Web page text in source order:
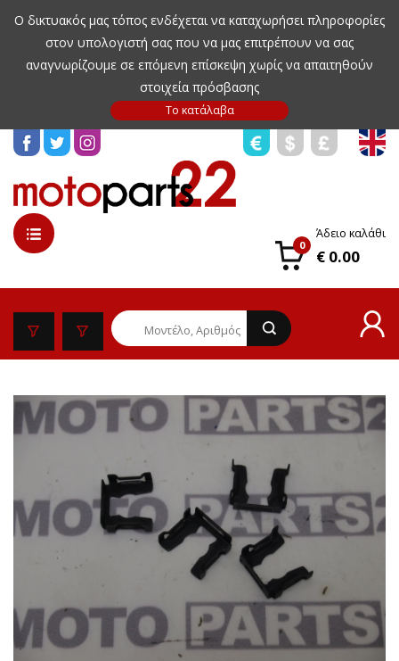
Ο δικτυακός μας τόπος ενδέχεται να καταχωρήσει πληροφορίες
στον υπολογιστή σας που να μας επιτρέπουν να σας
αναγνωρίζουμε σε επόμενη επίσκεψη χωρίς να απαιτηθούν
στοιχεία πρόσβασης
0
Άδειο καλάθι
€ 0.00